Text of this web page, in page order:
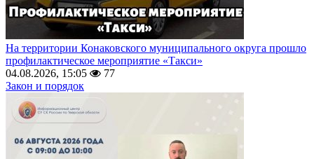
На территории Конаковского муниципального округа прошло
профилактическое мероприятие «Такси»
04.08.2026, 15:05
77
Закон и порядок